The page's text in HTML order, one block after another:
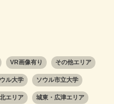
VR画像有り その他エリア
ル大学 ソウル市立大学
エリア 城東・広津エリア